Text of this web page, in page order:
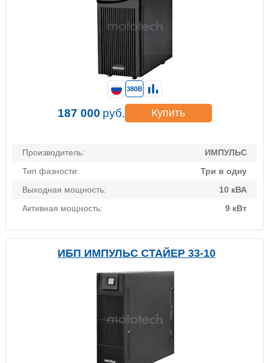
Производитель:
ИМПУЛЬС
Тип фазности:
Три в одну
Выходная мощность:
10 кВА
Активная мощность:
9 кВт
380В
187 000 руб. Купить
ИБП ИМПУЛЬС СТАЙЕР 33-10